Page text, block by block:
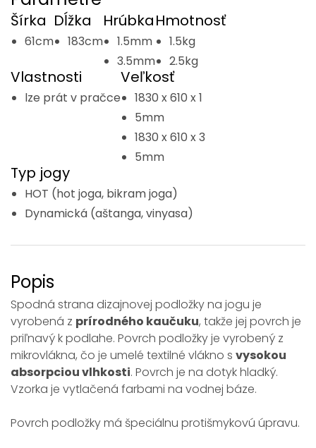
Šírka
61cm
Dĺžka
183cm
Hrúbka
1.5mm
3.5mm
Hmotnosť
1.5kg
2.5kg
Vlastnosti
lze prát v pračce
Veľkosť
1830 x 610 x 1
5mm
1830 x 610 x 3
5mm
Typ jogy
HOT (hot joga, bikram joga)
Dynamická (aštanga, vinyasa)
Popis
Spodná strana dizajnovej podložky na jogu je
vyrobená z prírodného kaučuku, takže jej povrch je
priľnavý k podlahe. Povrch podložky je vyrobený z
mikrovlákna, čo je umelé textilné vlákno s vysokou
absorpciou vlhkosti. Povrch je na dotyk hladký.
Vzorka je vytlačená farbami na vodnej báze.
Povrch podložky má špeciálnu protišmykovú úpravu.